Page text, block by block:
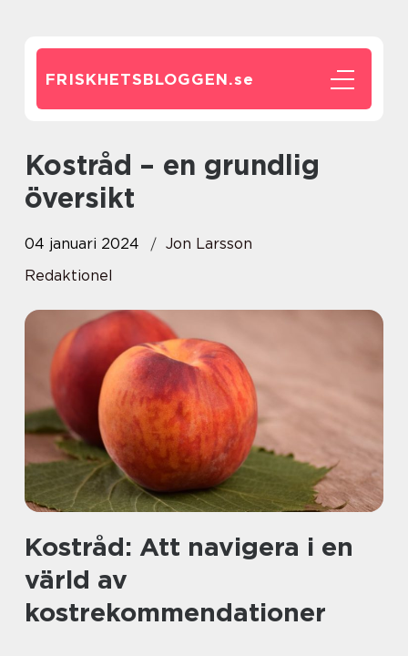
FRISKHETSBLOGGEN.se
Kostråd – en grundlig
översikt
04 januari 2024
Jon Larsson
Redaktionel
Kostråd: Att navigera i en
värld av
kostrekommendationer